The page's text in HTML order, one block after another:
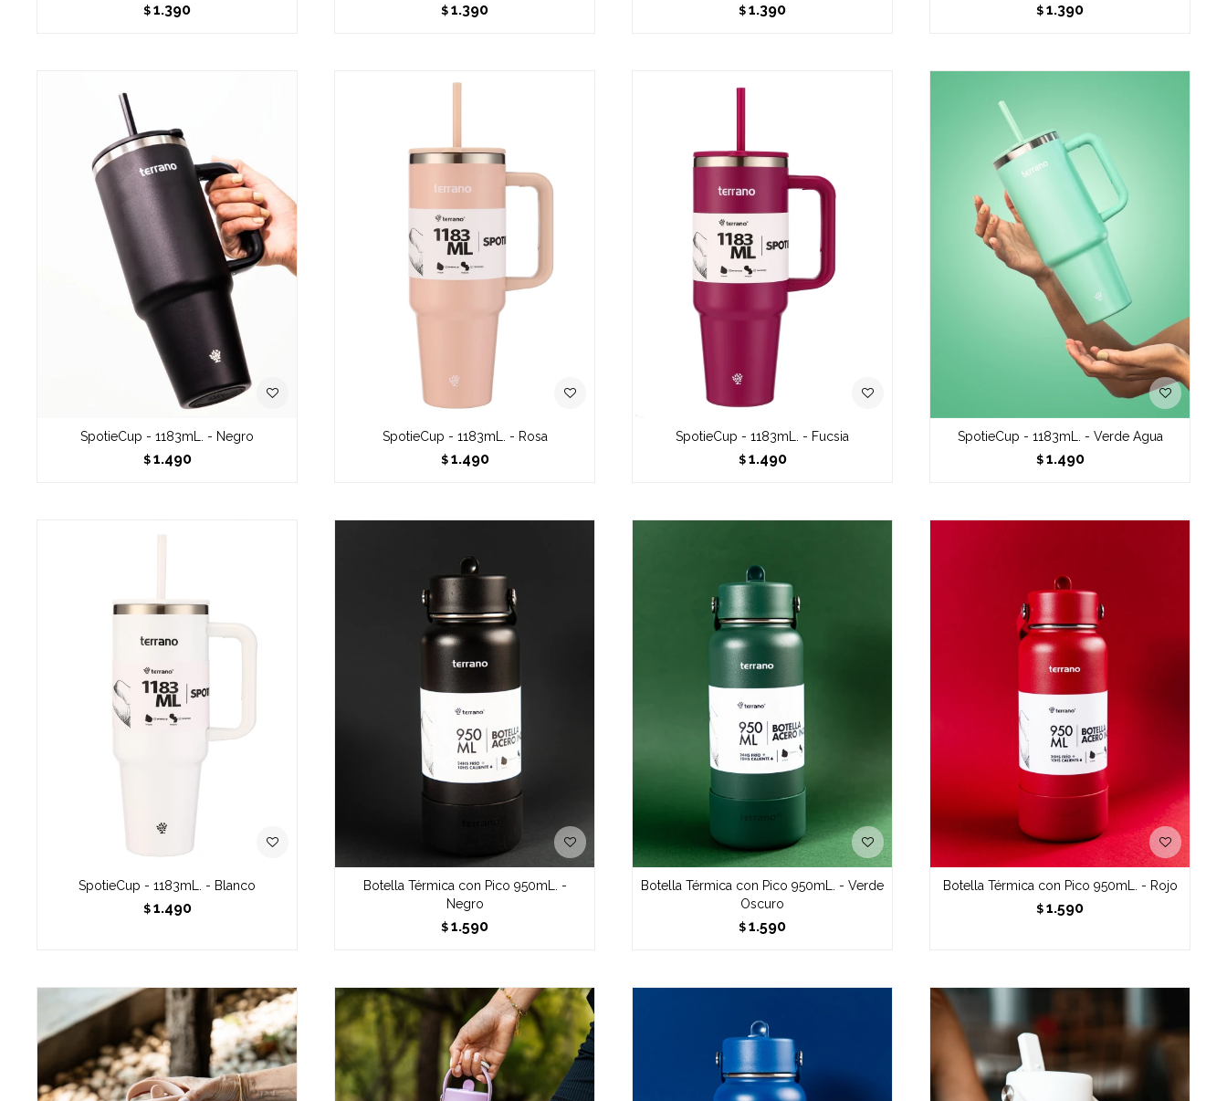
$ 1.390 $ 1.390 $ 1.390 $ 1.390
SpotieCup - 1183mL. - Negro
$ 1.490
SpotieCup - 1183mL. - Rosa
$ 1.490
SpotieCup - 1183mL. - Fucsia
$ 1.490
SpotieCup - 1183mL. - Verde Agua
$ 1.490
SpotieCup - 1183mL. - Blanco
$ 1.490
Botella Térmica con Pico 950mL. -
Negro
$ 1.590
Botella Térmica con Pico 950mL. - Verde
Oscuro
$ 1.590
Botella Térmica con Pico 950mL. - Rojo
$ 1.590